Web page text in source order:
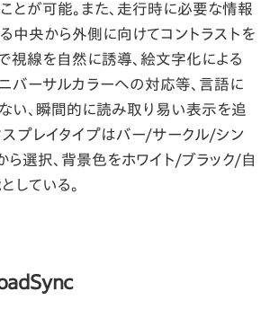
とが可能。また、走行時に必要な情報
中央から外側に向けてコントラストを
視線を自然に誘導、絵文字化による
バーサルカラーへの対応等、言語に
い、瞬間的に読み取り易い表示を追
スプレイタイプはバー/サークル/シン
ら選択、背景色をホワイト/ブラック/自
している。